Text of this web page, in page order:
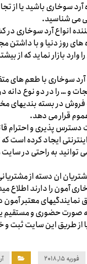
آرد سوخاری باشید یا از
می شناسید.
انواع آرد سوخاری در
های روز دنیا و با داشتن
وارد بازار نماید که از
آرد سوخاری با طعم های
و … را در دو نوع دانه
فروش در بسته بندیهای
قرار می دهد.
پذیری و احترام
ایجاد کرده است
توانید به راحتی در
ان دسته از
آمون را دارند اطلاع
نمایندگیهای معتبر آمون
صورت حضوری و مستقیم
یا از طریق این سایت ثبت و
فوریه ۱۵, ۲۰۱۸